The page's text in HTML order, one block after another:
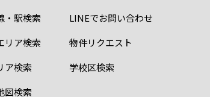
・駅検索
リア検索
ア検索
図検索
LINEでお問い合わせ
物件リクエスト
学校区検索